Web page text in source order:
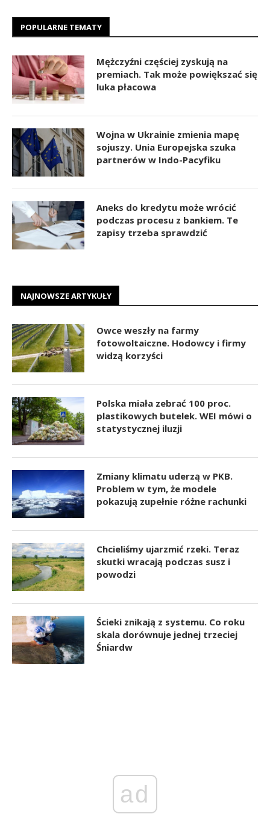
POPULARNE TEMATY
Mężczyźni częściej zyskują na
premiach. Tak może powiększać się
luka płacowa
Wojna w Ukrainie zmienia mapę
sojuszy. Unia Europejska szuka
partnerów w Indo-Pacyfiku
Aneks do kredytu może wrócić
podczas procesu z bankiem. Te
zapisy trzeba sprawdzić
NAJNOWSZE ARTYKUŁY
Owce weszły na farmy
fotowoltaiczne. Hodowcy i firmy
widzą korzyści
Polska miała zebrać 100 proc.
plastikowych butelek. WEI mówi o
statystycznej iluzji
Zmiany klimatu uderzą w PKB.
Problem w tym, że modele
pokazują zupełnie różne rachunki
Chcieliśmy ujarzmić rzeki. Teraz
skutki wracają podczas susz i
powodzi
Ścieki znikają z systemu. Co roku
skala dorównuje jednej trzeciej
Śniardw
ad